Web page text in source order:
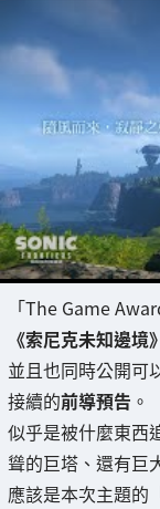
「The Game
《索尼克未知邊境
並且也同時公開可
接續的前導預告 。
似乎是被什麼東西
聳的巨塔、還有巨
應該是本次主題的